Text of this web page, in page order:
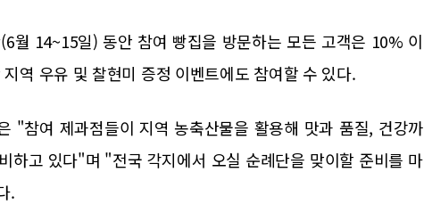
월 14~15일) 동안 참여 빵집을 방문하는 모든 고객은 10% 이
역 우유 및 찰현미 증정 이벤트에도 참여할 수 있다.
"참여 제과점들이 지역 농축산물을 활용해 맛과 품질, 건강까
하고 있다"며 "전국 각지에서 오실 순례단을 맞이할 준비를 마
.